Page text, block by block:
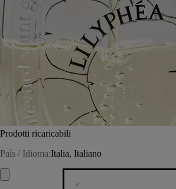
Prodotti ricaricabili
País / Idioma:Italia, Italiano